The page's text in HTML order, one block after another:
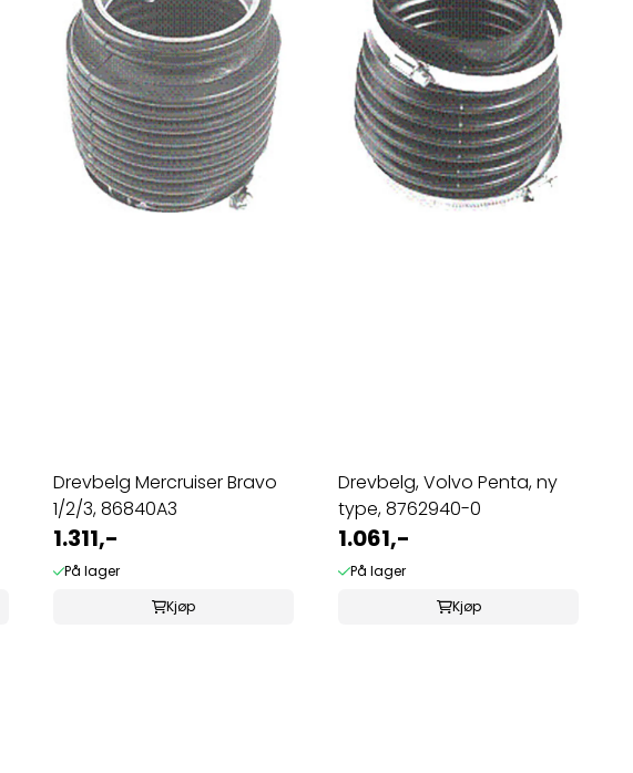
Drevbelg Mercruiser Bravo
1/2/3, 86840A3
1.311,-
På lager
Kjøp
Drevbelg, Volvo Penta, ny
type, 8762940-0
1.061,-
På lager
Kjøp